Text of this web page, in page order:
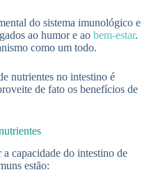
do sistema imunológico e
ao humor e ao bem-estar.
como um todo.
nutrientes no intestino é
de fato os benefícios de
capacidade do intestino de
estão: